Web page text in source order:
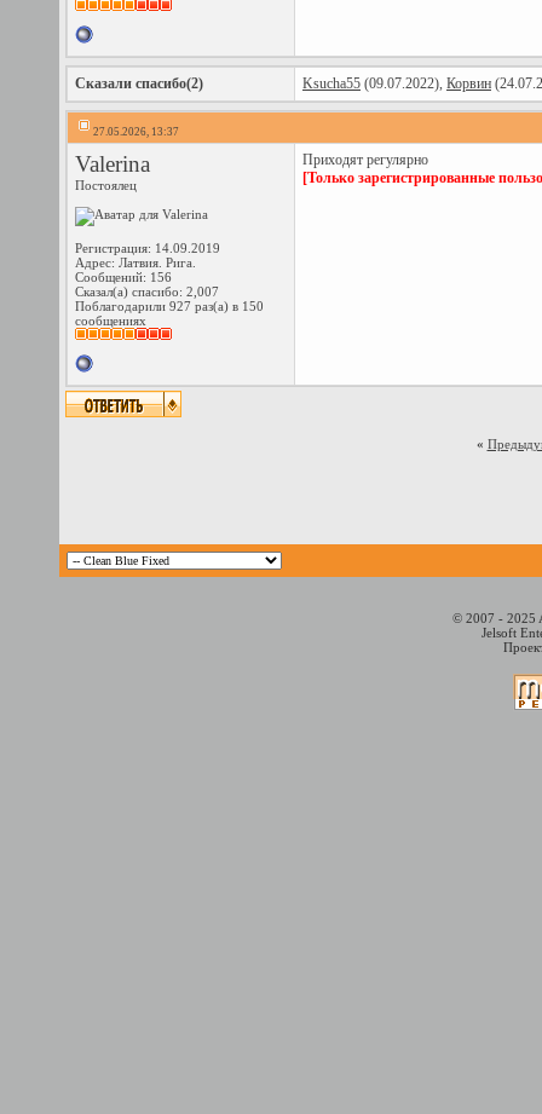
Сказали спасибо(2) Ksucha55 (09.07.2022), Корвин
27.05.2026, 13:37
Valerina
Постоялец
Регистрация: 14.09.2019
Адрес: Латвия. Рига.
Сообщений: 156
Сказал(а) спасибо: 2,007
Поблагодарили 927 раз(а) в 150
сообщениях
Приходят регулярно
[Только зарегистрированные
«
© 2007 - 2025
Jelsoft